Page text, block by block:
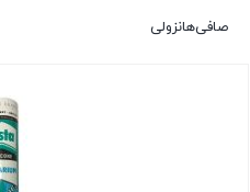
صافی‌هانزولی